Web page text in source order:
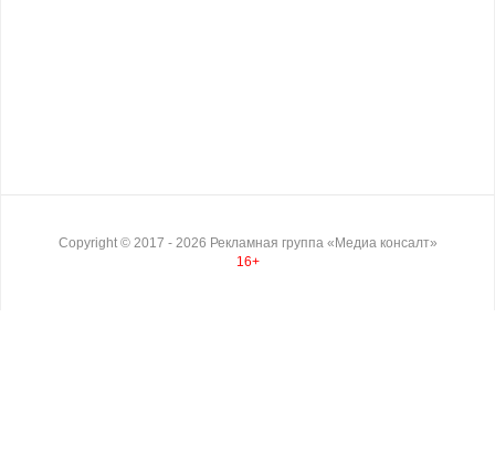
Copyright © 2017 - 2026 Рекламная группа «Медиа консалт»
16+